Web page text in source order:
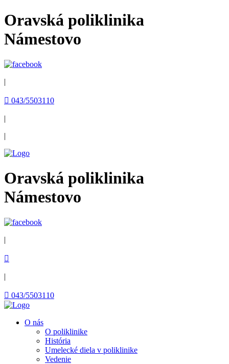
Oravská poliklinika
Námestovo
|
 043/5503110
|
|
Oravská poliklinika
Námestovo
|

|
 043/5503110
O nás
O poliklinike
História
Umelecké diela v poliklinike
Vedenie